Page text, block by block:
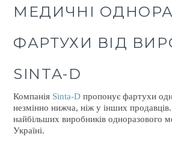
МЕДИЧНІ
ФАРТУХИ ВІД
SINTA-D
Компанія Sinta-D пропонує фартухи
незмінно нижча, ніж у інших
найбільших виробників одноразового
Україні.